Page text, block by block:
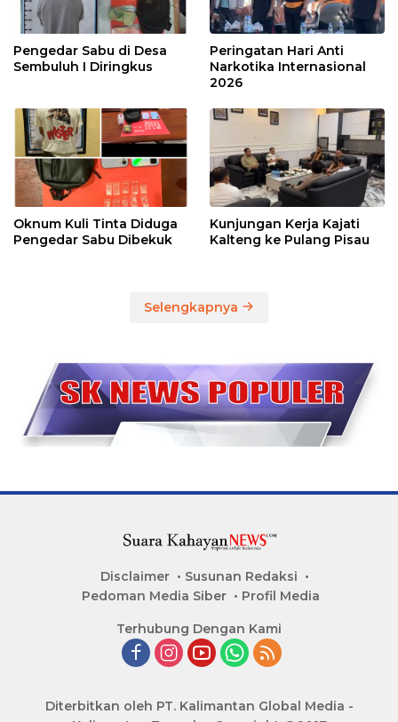
Pengedar Sabu di Desa
Sembuluh I Diringkus
Peringatan Hari Anti
Narkotika Internasional
2026
Oknum Kuli Tinta Diduga
Pengedar Sabu Dibekuk
Kunjungan Kerja Kajati
Kalteng ke Pulang Pisau
Selengkapnya
Disclaimer
Susunan Redaksi
Pedoman Media Siber
Profil Media
Terhubung Dengan Kami
Diterbitkan oleh PT. Kalimantan Global Media -